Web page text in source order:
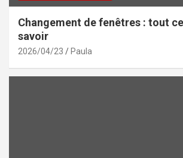
Changement de fenêtres : tout
savoir
2026/04/23 Paula